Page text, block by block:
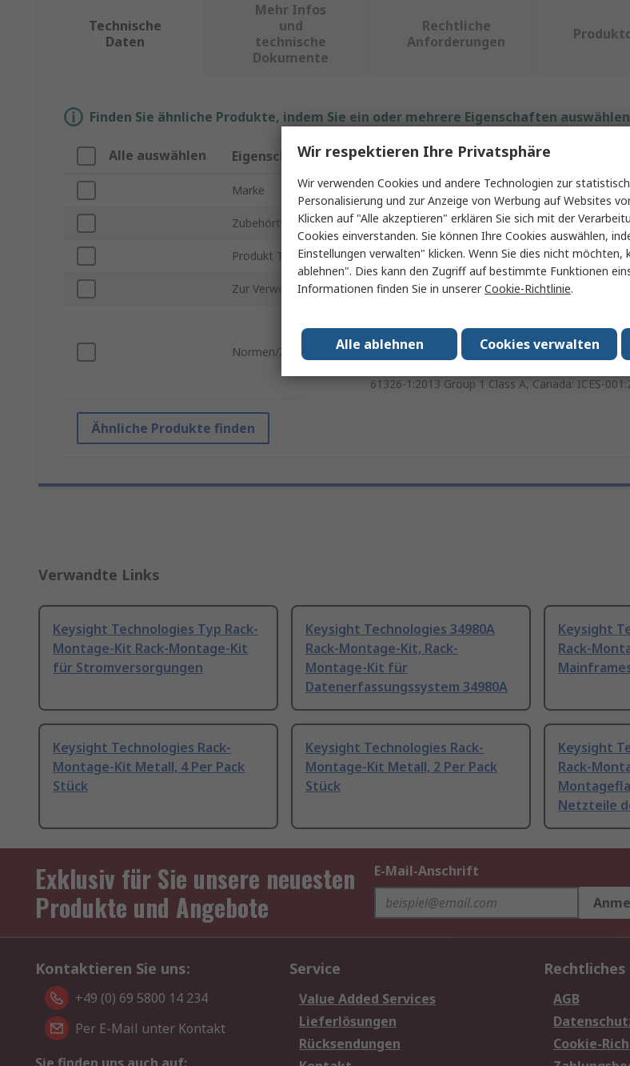
Technische
Daten
Mehr Infos
und
technische
Dokumente
Rechtliche
Anforderungen
Finden Sie ähnliche Produkte, indem Sie ein oder mehrere Eigenschaften
Alle auswählen Eigenschaft Wert
Marke Keysight Technologies
Zubehörtyp Rack-Montage-Kit
Produkt Typ Rack-Montage-Kit
Zur Verwendung mit Stromversorgungen
Normen/Zulassungen
IEC 61010-1:2010 3rd edition, Australia/New
AS/NZS, CAN/CSA-C22.2 No. 61010-1-12,
61326-1:2013 Group 1 Class A, Canada: ICES-
Ähnliche Produkte finden
Verwandte Links
Keysight Technologies Typ Rack-
Montage-Kit Rack-Montage-Kit
für Stromversorgungen
Keysight Technologies 34980A
Rack-Montage-Kit, Rack-
Montage-Kit für
Datenerfassungssystem 34980A
Keysight
Rack-
Keysight Technologies Rack-
Montage-Kit Metall, 4 Per Pack
Stück
Keysight Technologies Rack-
Montage-Kit Metall, 2 Per Pack
Stück
Keysight
Rack-
Netzteile
Exklusiv für Sie unsere neuesten
Produkte und Angebote
E-Mail-Anschrift
Kontaktieren Sie uns:
+49 (0) 69 5800 14 234
Per E-Mail unter Kontakt
Service
Value Added Services
Lieferlösungen
Rücksendungen
Rechtliches
AGB
Cookie-
Wir respektieren Ihre Privatsphäre
Wir verwenden Cookies und andere Technologien zur
Personalisierung und zur Anzeige von Werbung auf Websites
Klicken auf "Alle akzeptieren" erklären Sie sich mit der
Cookies einverstanden. Sie können Ihre Cookies auswählen,
Einstellungen verwalten" klicken. Wenn Sie dies nicht möchten,
ablehnen". Dies kann den Zugriff auf bestimmte Funktionen
Informationen finden Sie in unsererCookie-Richtlinie.
Cookies verwalten
Alle ablehnen